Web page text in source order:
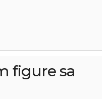
figure sa